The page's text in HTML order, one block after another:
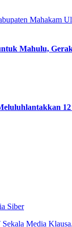
Mahulu,
Siber
Sekala Media Klausa.